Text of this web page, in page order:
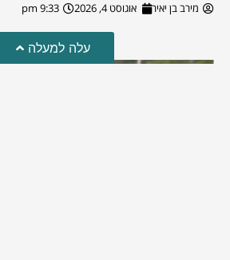
מירב בן יאיר אוגוסט 4, 2026 9:33 pm
עלה למעלה